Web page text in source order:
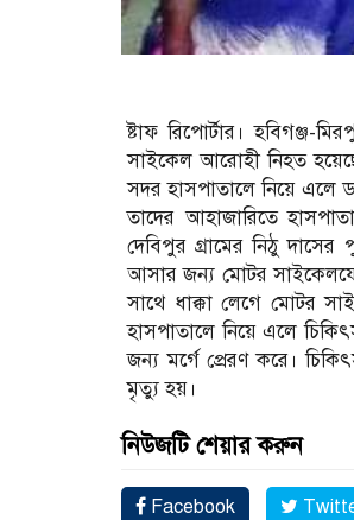
ষ্টাফ রিপোর্টার।
সাইকেল আরোহী নিহত
সদর হাসপাতালে নিয়ে এলে
তাদের আহাজারিতে
দেবিপুর গ্রামের নিঠু
আসার জন্য মোটর
সাথে ধাক্কা লেগে মোটর
হাসপাতালে নিয়ে এলে
জন্য মর্গে প্রেরণ করে।
মৃত্যু হয়।
নিউজটি শেয়ার করুন
Facebook